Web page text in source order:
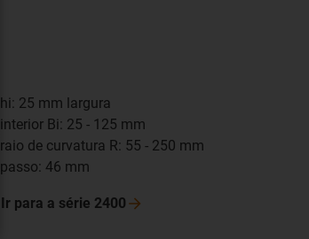
hi: 25 mm largura
interior Bi: 25 - 125 mm
raio de curvatura R: 55 - 250 mm
passo: 46 mm
Ir para a série 2400